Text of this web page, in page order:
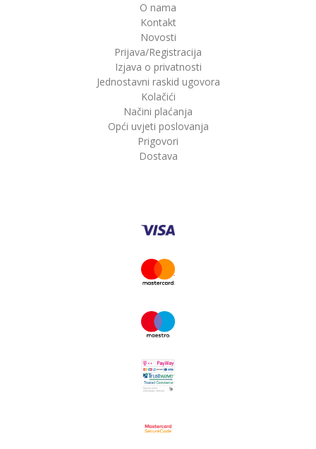
O nama
Kontakt
Novosti
Prijava/Registracija
Izjava o privatnosti
Jednostavni raskid ugovora
Kolačići
Načini plaćanja
Opći uvjeti poslovanja
Prigovori
Dostava